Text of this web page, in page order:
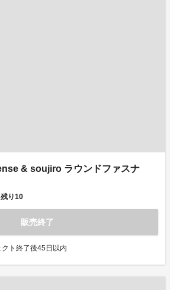
& soujiro ラウンドファスナ
残り10
販売終了
ト終了後45日以内